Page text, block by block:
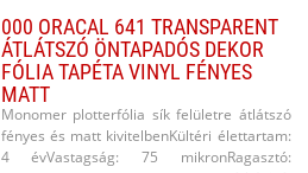
000 ORACAL 641 TRANSPARENT
ÁTLÁTSZÓ ÖNTAPADÓS DEKOR
FÓLIA TAPÉTA VINYL FÉNYES
MATT
Monomer plotterfólia sík felületre átlátszó
fényes és matt kivitelbenKültéri élettartam:
4 évVastagság: 75 mikronRagasztó: